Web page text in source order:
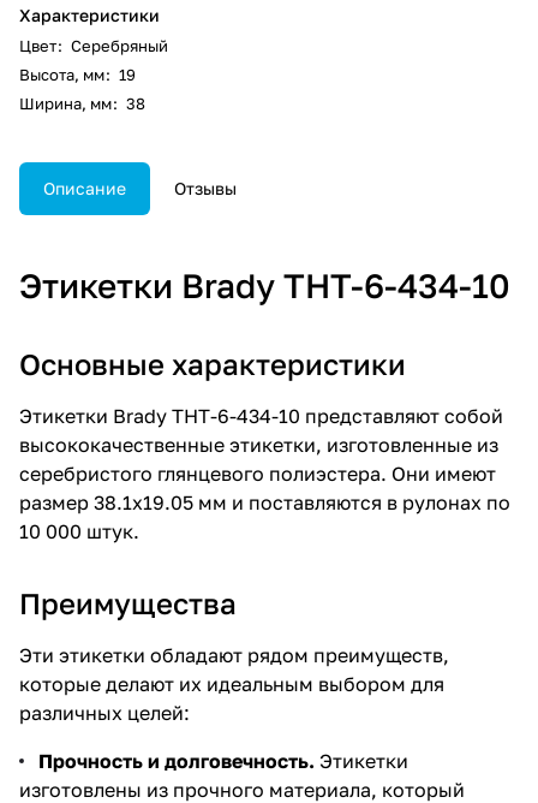
Характеристики
Цвет: Серебряный
Высота, мм: 19
Ширина, мм: 38
Описание Отзывы
Этикетки Brady THT-6-434-10
Основные характеристики
Этикетки Brady THT-6-434-10 представляют собой
высококачественные этикетки, изготовленные из
серебристого глянцевого полиэстера. Они имеют
размер 38.1х19.05 мм и поставляются в рулонах по
10 000 штук.
Преимущества
Эти этикетки обладают рядом преимуществ,
которые делают их идеальным выбором для
различных целей:
Прочность и долговечность. Этикетки
изготовлены из прочного материала, который